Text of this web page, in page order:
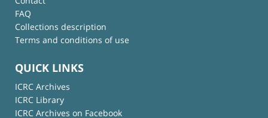
FAQ
Collections description
Terms and conditions of use
QUICK LINKS
ICRC Archives
ICRC Library
ICRC Archives on Facebook